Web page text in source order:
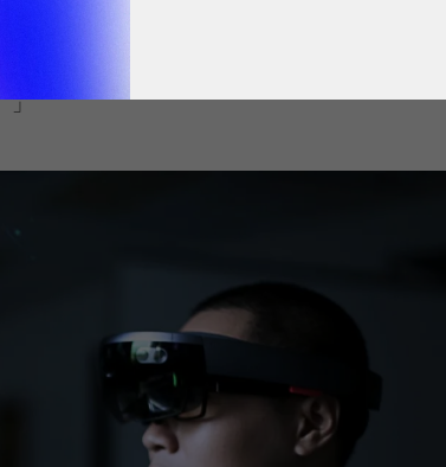
期在市面上看到的產品都不是我們會滿意
計長Jony Ive最近在公開場合也說：「我
」